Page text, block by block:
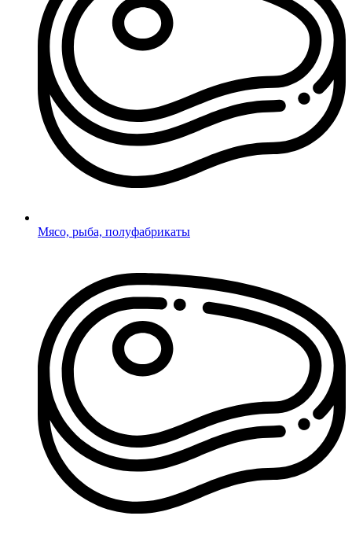
Мясо, рыба, полуфабрикаты